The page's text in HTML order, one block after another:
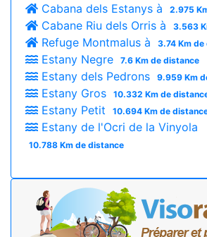
Cabana dels Estanys à 2.975
Cabane Riu dels Orris à 3.563
Refuge Montmalus à 3.74 Km
Estany Negre 7.6 Km de distance
Estany dels Pedrons 9.959 Km
Estany Gros 10.332 Km de
Estany Petit 10.694 Km de
Estany de l'Ocri de la Vinyola
10.788 Km de distance